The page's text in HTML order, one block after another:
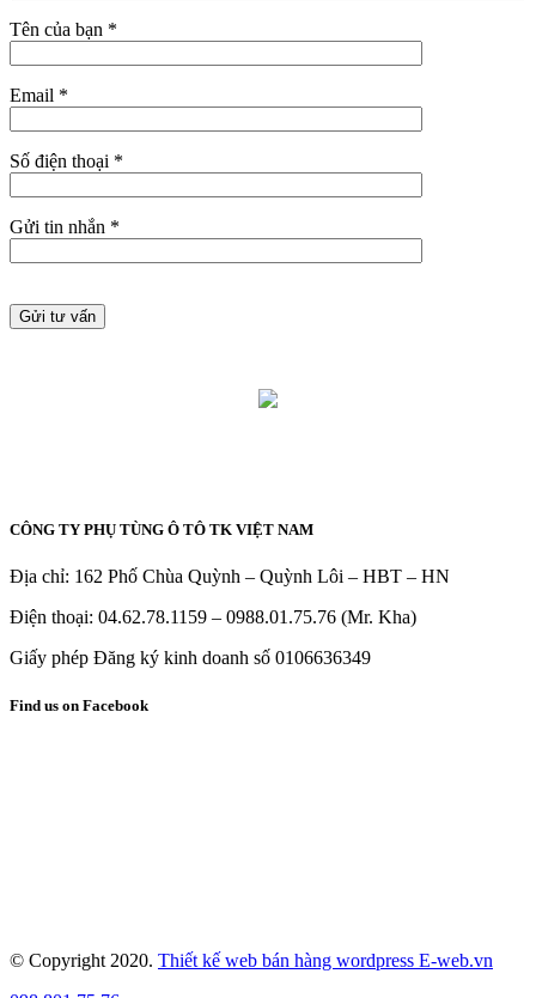
Tên của bạn *
Email *
Số điện thoại *
Gửi tin nhắn *
CÔNG TY PHỤ TÙNG Ô TÔ TK VIỆT NAM
Địa chỉ: 162 Phố Chùa Quỳnh – Quỳnh Lôi – HBT – HN
Điện thoại: 04.62.78.1159 – 0988.01.75.76 (Mr. Kha)
Giấy phép Đăng ký kinh doanh số 0106636349
Find us on Facebook
© Copyright 2020. Thiết kế web bán hàng wordpress E-web.vn